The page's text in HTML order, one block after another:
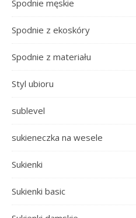
Spodnie męskie
Spodnie z ekoskóry
Spodnie z materiału
Styl ubioru
sublevel
sukieneczka na wesele
Sukienki
Sukienki basic